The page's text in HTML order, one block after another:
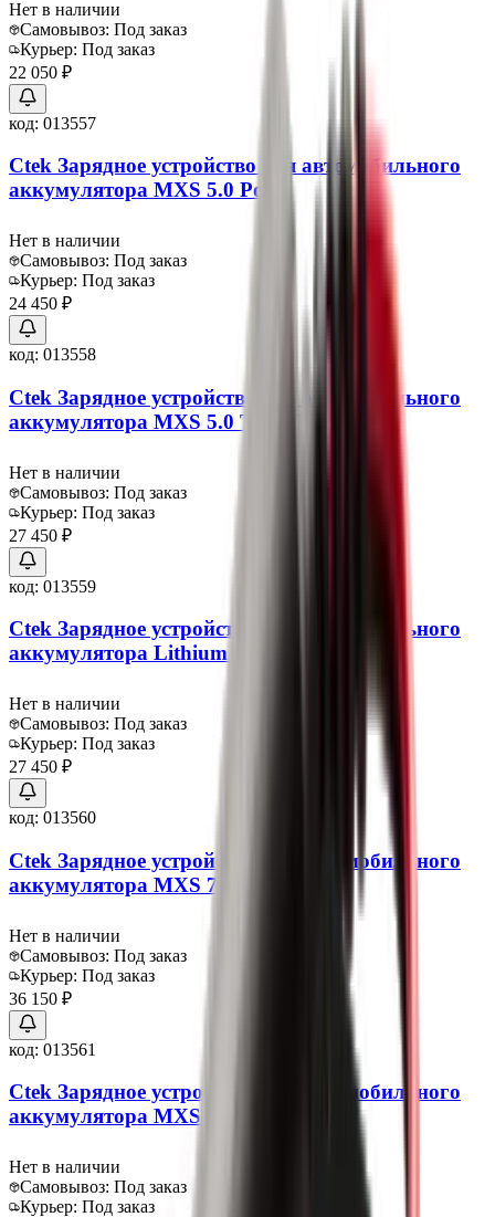
Нет в наличии
Самовывоз: Под заказ
Курьер: Под заказ
22 050 ₽
код: 013557
Ctek Зарядное устройство для автомобильного
аккумулятора MXS 5.0 Polar
Нет в наличии
Самовывоз: Под заказ
Курьер: Под заказ
24 450 ₽
код: 013558
Ctek Зарядное устройство для автомобильного
аккумулятора MXS 5.0 Test&Charge
Нет в наличии
Самовывоз: Под заказ
Курьер: Под заказ
27 450 ₽
код: 013559
Ctek Зарядное устройство для автомобильного
аккумулятора Lithium XS
Нет в наличии
Самовывоз: Под заказ
Курьер: Под заказ
27 450 ₽
код: 013560
Ctek Зарядное устройство для автомобильного
аккумулятора MXS 7.0
Нет в наличии
Самовывоз: Под заказ
Курьер: Под заказ
36 150 ₽
код: 013561
Ctek Зарядное устройство для автомобильного
аккумулятора MXS 10
Нет в наличии
Самовывоз: Под заказ
Курьер: Под заказ